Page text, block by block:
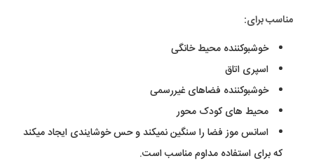
مناسب برای:
خوشبوکننده محیط خانگی
اسپری اتاق
خوشبوکننده فضاهای غیررسمی
محیط های کودک محور
اسانس موز فضا را سنگین نمیکند و حس خوشایندی ایجاد میکند
که برای استفاده مداوم مناسب است.